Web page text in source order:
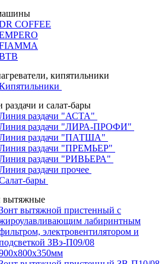
COFFEE
кипятильники
и салат-бары
раздачи "АСТА"
раздачи "ЛИРА-ПРОФИ"
раздачи "ПАТША"
раздачи "ПРЕМЬЕР"
раздачи "РИВЬЕРА"
раздачи прочее
бары
вытяжные
вытяжной пристенный с
лабиринтным
электровентилятором и
ЗВэ-П09/08